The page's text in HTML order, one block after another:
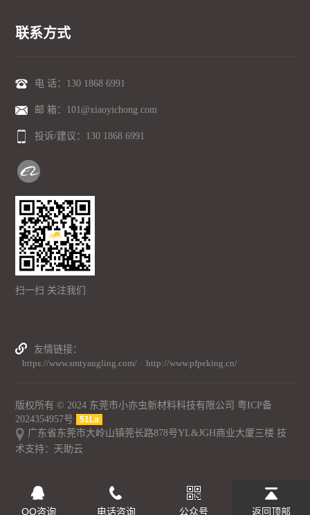
联系方式
电 话： 130 1868 6991
邮 箱：101@xiaoyichong.com
投诉/建议： 130 1868 6991
扫一扫 关注我们
友情链接
https://www.smtyangling.com/
http://www.pfpeking.cn/
版权所有 © 2024 东莞市小亦虫新材料科技有限公司 粤ICP备
2024354957号
广东省东莞市大岭山镇莞长路878号YL&JGH商业大厦三楼 技
术支持： 天助云
51La
QQ咨询 电话咨询 公众号 返回顶部